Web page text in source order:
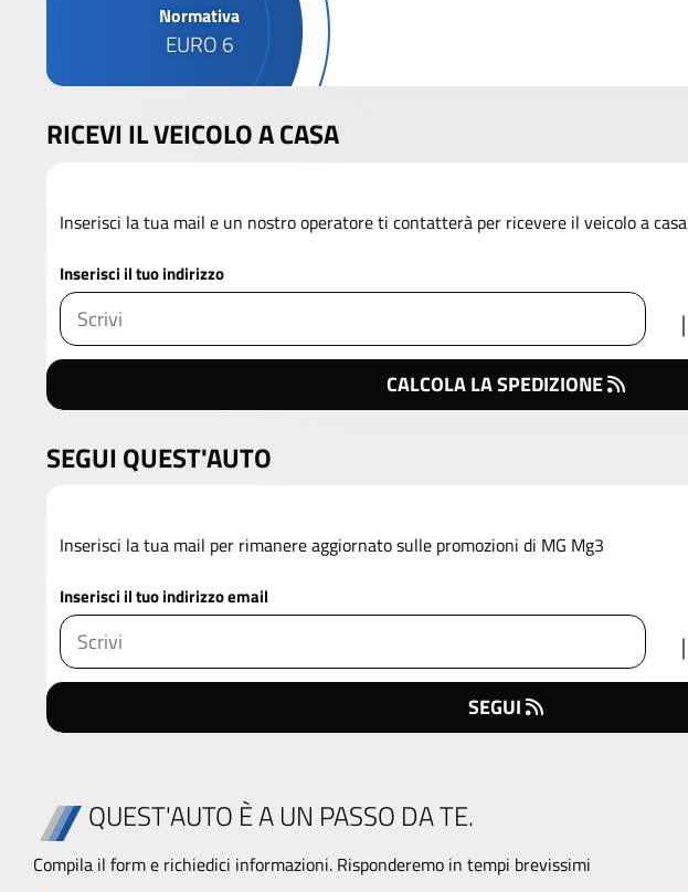
Normativa
EURO 6
RICEVI IL VEICOLO A CASA
Inserisci la tua mail e un nostro operatore ti contatterà per ricevere il veicolo a casa
Inserisci il tuo indirizzo
CALCOLA LA SPEDIZIONE
SEGUI QUEST'AUTO
Inserisci la tua mail per rimanere aggiornato sulle promozioni di MG Mg3
Inserisci il tuo indirizzo email
SEGUI
QUEST'AUTO È A UN PASSO DA TE.
Compila il form e richiedici informazioni. Risponderemo in tempi brevissimi